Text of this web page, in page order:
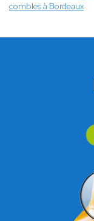
combles à Bordeaux